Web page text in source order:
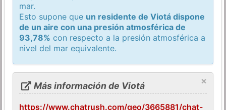
mar.
Esto supone que un residente de Viotá dispone
de un aire con una presión atmosférica de
93,78% con respecto a la presión atmosférica a
nivel del mar equivalente.
×
Más información de Viotá
https://www.chatrush.com/geo/3665881/chat-